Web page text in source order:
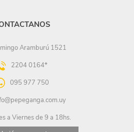
Aramburú 1521
2204 0164*
095 977 750
a Viernes de 9 a 18hs.